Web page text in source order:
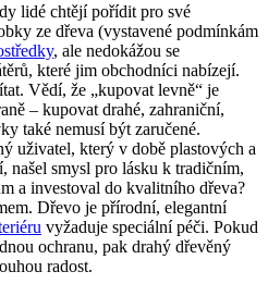
lidé chtějí pořídit pro své
ze dřeva (vystavené podmínkám
, ale nedokážou se
které jim obchodníci nabízejí.
Vědí, že „kupovat levně“ je
– kupovat drahé, zahraniční,
také nemusí být zaručené.
uživatel, který v době plastových a
našel smysl pro lásku k tradičním,
a investoval do kvalitního dřeva?
Dřevo je přírodní, elegantní
vyžaduje speciální péči. Pokud
ochranu, pak drahý dřevěný
radost.